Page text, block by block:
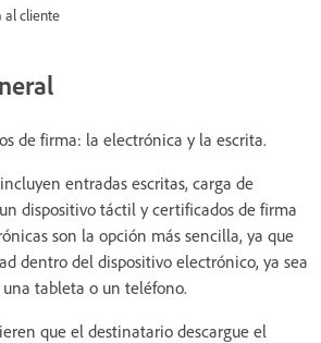
al cliente
de firma: la electrónica y la escrita.
entradas escritas, carga de
dispositivo táctil y certificados de firma
son la opción más sencilla, ya que
dentro del dispositivo electrónico, ya sea
tableta o un teléfono.
que el destinatario descargue el